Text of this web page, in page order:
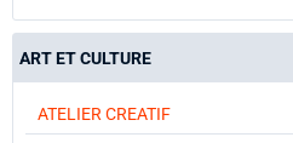
ART ET CULTURE
ATELIER CREATIF